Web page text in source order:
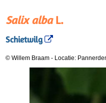
Salix albaL.
Schietwilg
© Willem Braam - Locatie: